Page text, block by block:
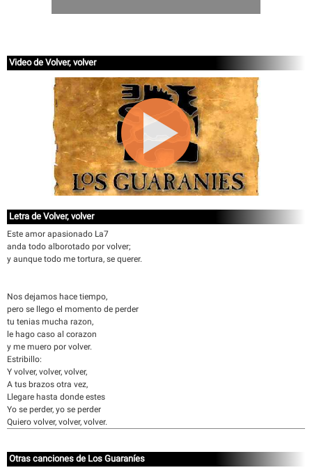
Video de Volver, volver
Letra de Volver, volver
Este amor apasionado La7
anda todo alborotado por volver;
y aunque todo me tortura, se querer.
Nos dejamos hace tiempo,
pero se llego el momento de perder
tu tenias mucha razon,
le hago caso al corazon
y me muero por volver.
Estribillo:
Y volver, volver, volver,
A tus brazos otra vez,
Llegare hasta donde estes
Yo se perder, yo se perder
Quiero volver, volver, volver.
Otras canciones de Los Guaraníes